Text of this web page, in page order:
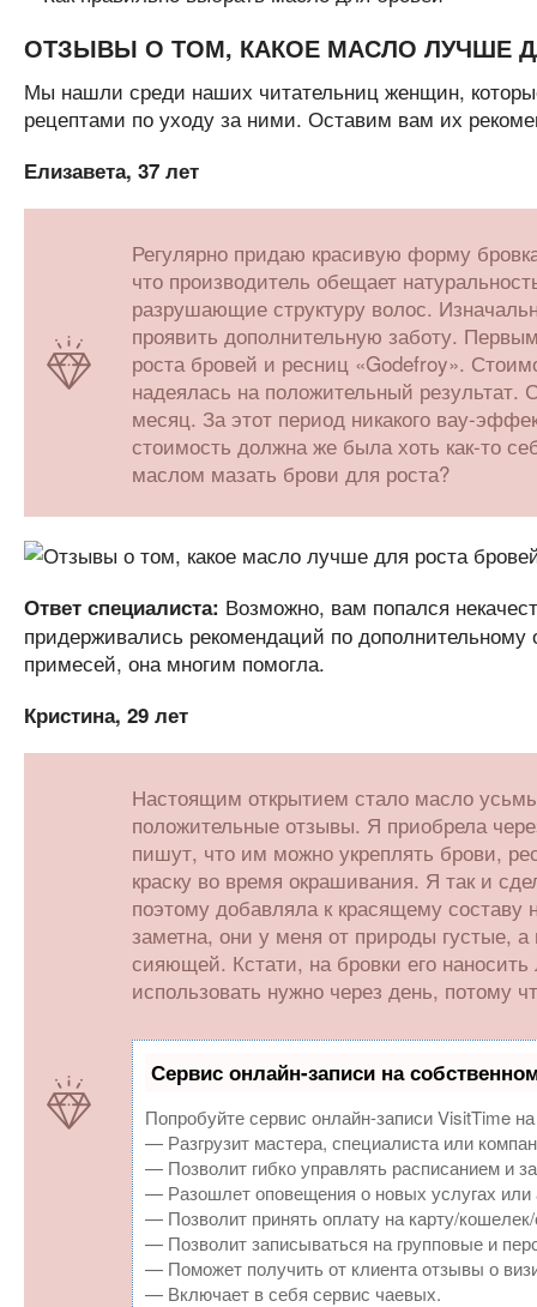
ОТЗЫВЫ О ТОМ, КАКОЕ МАСЛО ЛУЧШЕ
Мы нашли среди наших читательниц женщин,
рецептами по уходу за ними. Оставим вам их
Елизавета, 37 лет
Регулярно придаю красивую форму
что производитель обещает
разрушающие структуру волос.
проявить дополнительную заботу.
роста бровей и ресниц «Godefroy».
надеялась на положительный
месяц. За этот период никакого вау-
стоимость должна же была хоть как-то
маслом мазать брови для роста?
Ответ специалиста: Возможно, вам попался
придерживались рекомендаций по
примесей, она многим помогла.
Кристина, 29 лет
Настоящим открытием стало масло
положительные отзывы. Я приобрела
пишут, что им можно укреплять брови,
краску во время окрашивания. Я так и
поэтому добавляла к красящему составу
заметна, они у меня от природы густые,
сияющей. Кстати, на бровки его
использовать нужно через день, потому
Сервис онлайн-записи на
Попробуйте сервис онлайн-записи VisitTime
— Разгрузит мастера, специалиста или
— Позволит гибко управлять расписанием и
— Разошлет оповещения о новых услугах или
— Позволит принять оплату на карту/кошелек/
— Позволит записываться на групповые и
— Поможет получить от клиента отзывы о
— Включает в себя сервис чаевых.